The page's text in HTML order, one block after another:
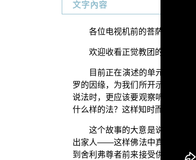
文字內容
各位电视机前的菩萨们：阿弥
欢迎收看正觉教团的电视弘
目前正在演述的单元是“三
罗的因缘，为我们所开示的说法
说法时，更应该要观察听法者，
什么样的法？这样知时而不妄说的
这个故事的大意是说，过去
出家人——这样佛法中真正的沙
到舍利弗尊者前来接受供养，心